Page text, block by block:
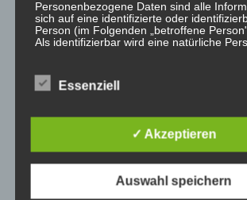
weiterlesen
admin Juli 1, 2014 Uncategorized
Oesinghausen im
Personenbezogene Daten sind alle
sich auf eine identifizierte oder
Person (im Folgenden „betroffene
Als identifizierbar wird eine natürliche
einer Kennnummer, zu Standortdaten, zu
Kennung oder zu einem oder mehreren
physiologischen, genetischen,
wirtschaftlichen, kulturellen oder sozialen
natürlichen Person sind, identifiziert
b) betroffene Person
Essenziell
✓ Akzeptieren
Auswahl speichern